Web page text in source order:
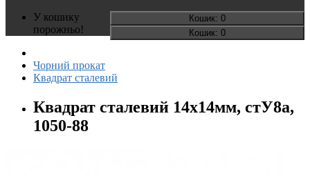
Кошик: 0
Кошик: 0
У кошику
порожньо!
Чорний прокат
Квадрат сталевий
Квадрат сталевий 14х14мм, стУ8а,
1050-88